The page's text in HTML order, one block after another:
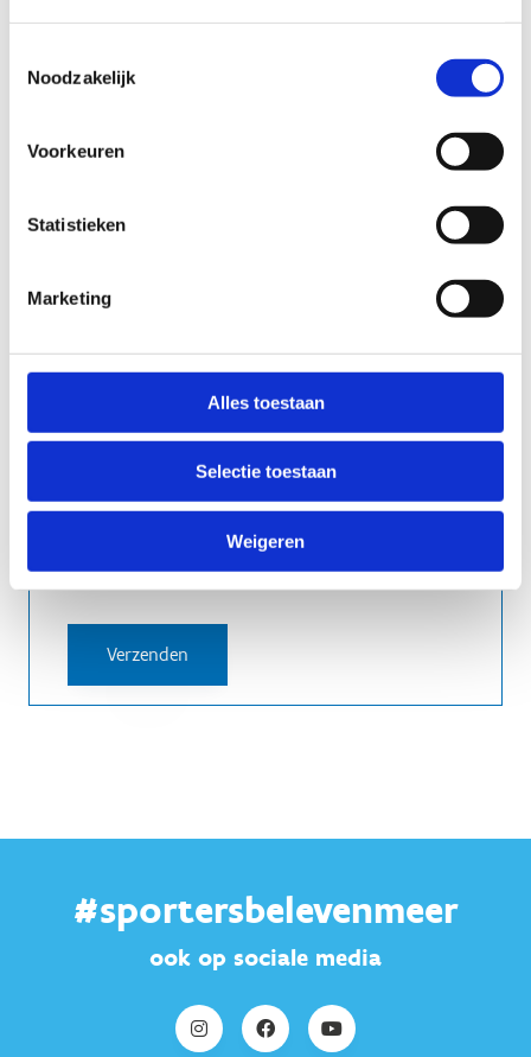
Noodzakelijk
Voorkeuren
Statistieken
Marketing
Alles toestaan
Selectie toestaan
Weigeren
29 juli
Tijdslot
Anti-Robot Verification
Click to start verification
#sportersbelevenmeer
ook op sociale media